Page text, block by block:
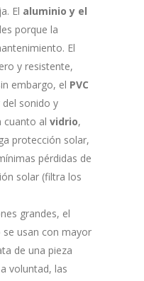
El aluminio y el
porque la
El
y resistente,
embargo, el PVC
sonido y
cuanto al vidrio,
protección solar,
pérdidas de
solar (filtra los
grandes, el
usan con mayor
de una pieza
voluntad, las